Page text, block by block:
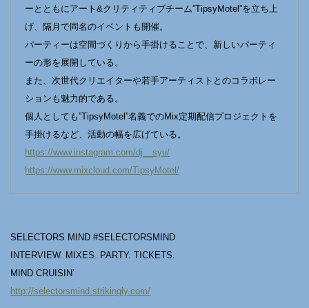
ーとともにアート&クリティティブチーム”TipsyMotel”を立ち上
げ、隔月で同名のイベントも開催。
パーティーは空間づくりから手掛けることで、新しいパーティ
ーの形を展開している。
また、次世代クリエイターや若手アーティストとのコラボレー
ションも魅力的である。
個人としても”TipsyMotel”名義でのMix定期配信プロジェクトを
手掛けるなど、活動の幅を広げている。
https://www.instagram.com/dj__syu/
https://www.mixcloud.com/TipsyMotel/
SELECTORS MIND #SELECTORSMIND
INTERVIEW. MIXES. PARTY. TICKETS.
MIND CRUISIN’
http://selectorsmind.strikingly.com/